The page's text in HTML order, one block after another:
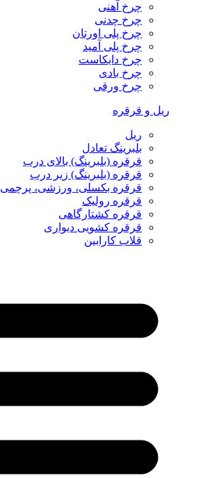
چرخ آهنی
چرخ چدنی
چرخ پلی اورتان
چرخ پلی آمید
چرخ دایکاست
چرخ بادی
چرخ ورقی
ریل و قرقره
ریل
بلبرینگ تعادل
قرقره (بلبرینگ) بالای درب
قرقره (بلبرینگ) زیر درب
قرقره بکسلی، ورزشی، پرچمی
قرقره رولیک
قرقره کشتارگاهی
قرقره کشویی دیواری
قلاب کارابین